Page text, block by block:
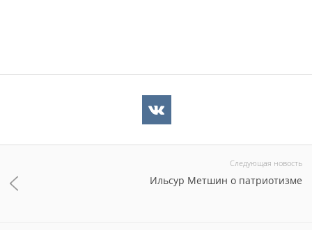
Следующая новость
Ильсур Метшин о патриотизме